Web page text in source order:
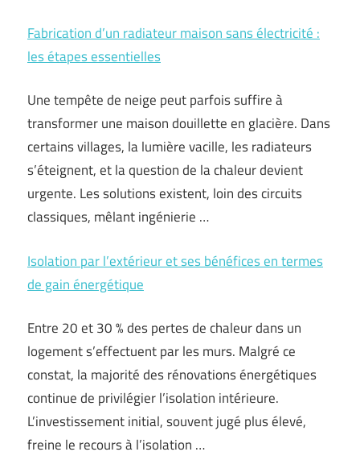
Fabrication d’un radiateur maison sans électricité :
les étapes essentielles
Une tempête de neige peut parfois suffire à
transformer une maison douillette en glacière. Dans
certains villages, la lumière vacille, les radiateurs
s’éteignent, et la question de la chaleur devient
urgente. Les solutions existent, loin des circuits
classiques, mêlant ingénierie …
Isolation par l’extérieur et ses bénéfices en termes
de gain énergétique
Entre 20 et 30 % des pertes de chaleur dans un
logement s’effectuent par les murs. Malgré ce
constat, la majorité des rénovations énergétiques
continue de privilégier l’isolation intérieure.
L’investissement initial, souvent jugé plus élevé,
freine le recours à l’isolation …